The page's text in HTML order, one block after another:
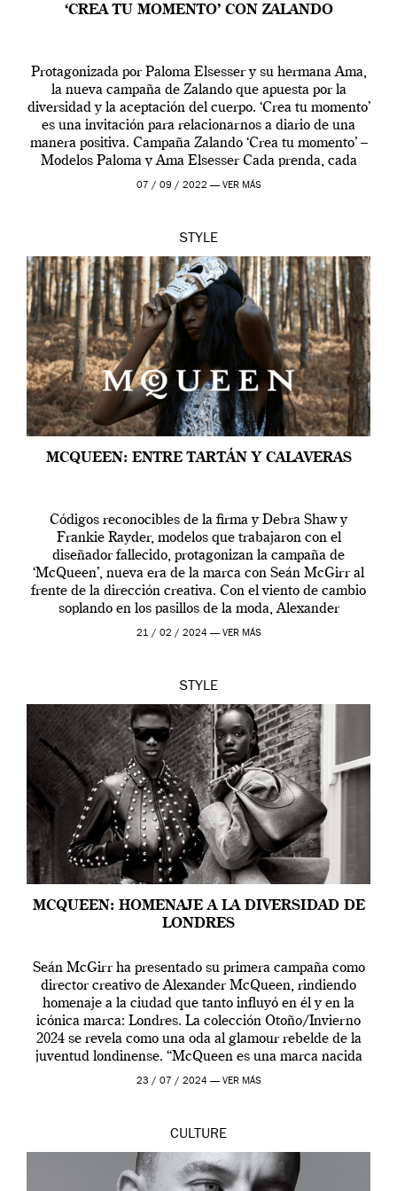
‘CREA TU MOMENTO’ CON ZALANDO
Protagonizada por Paloma Elsesser y su hermana Ama,
la nueva campaña de Zalando que apuesta por la
diversidad y la aceptación del cuerpo. ‘Crea tu momento’
es una invitación para relacionarnos a diario de una
manera positiva. Campaña Zalando ‘Crea tu momento’ –
Modelos Paloma y Ama Elsesser Cada prenda, cada
outfit, cada momento, caracteriza […]
07 / 09 / 2022 — VER MÁS
STYLE
MCQUEEN: ENTRE TARTÁN Y CALAVERAS
Códigos reconocibles de la firma y Debra Shaw y
Frankie Rayder, modelos que trabajaron con el
diseñador fallecido, protagonizan la campaña de
‘McQueen’, nueva era de la marca con Seán McGirr al
frente de la dirección creativa. Con el viento de cambio
soplando en los pasillos de la moda, Alexander
McQueen se prepara para una […]
21 / 02 / 2024 — VER MÁS
STYLE
MCQUEEN: HOMENAJE A LA DIVERSIDAD DE
LONDRES
Seán McGirr ha presentado su primera campaña como
director creativo de Alexander McQueen, rindiendo
homenaje a la ciudad que tanto influyó en él y en la
icónica marca: Londres. La colección Otoño/Invierno
2024 se revela como una oda al glamour rebelde de la
juventud londinense. “McQueen es una marca nacida
en Londres y siempre ha […]
23 / 07 / 2024 — VER MÁS
CULTURE